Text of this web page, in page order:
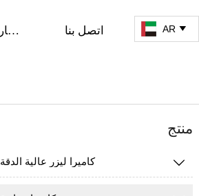
الأخبار و الأحداث اتصل بنا AR 
منتج
كاميرا ليزر عالية الدقة 